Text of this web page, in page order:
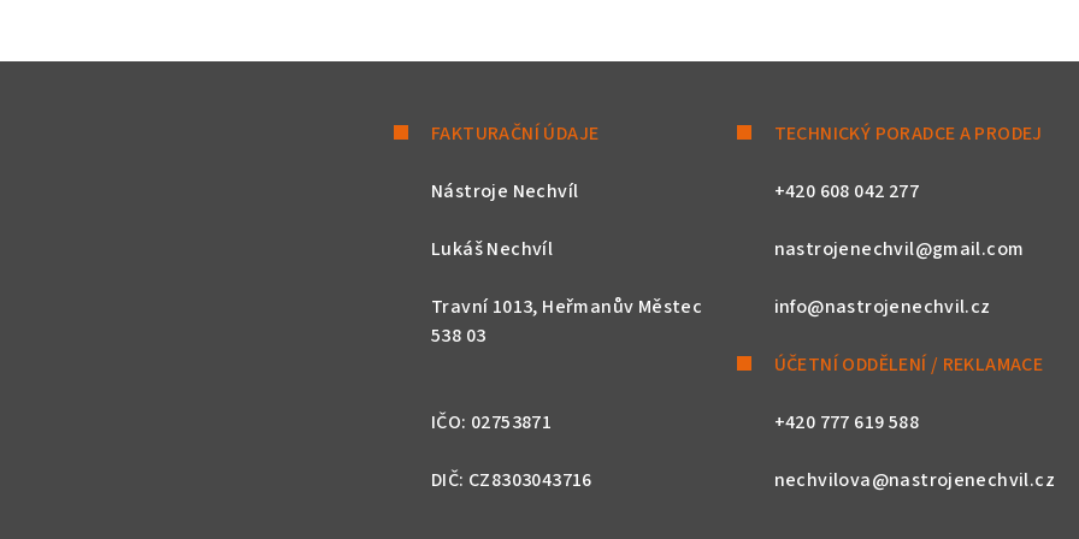
FAKTURAČNÍ ÚDAJE
Nástroje Nechvíl
Lukáš Nechvíl
Travní 1013, Heřmanův Městec
538 03
IČO: 02753871
DIČ: CZ8303043716
TECHNICKÝ PORADCE A PRODEJ
+420 608 042 277
nastrojenechvil@gmail.com
info@nastrojenechvil.cz
ÚČETNÍ ODDĚLENÍ / REKLAMACE
+420 777 619 588
nechvilova@nastrojenechvil.cz